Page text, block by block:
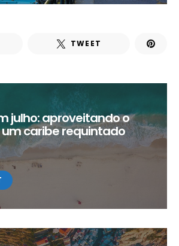
TWEET
julho: aproveitando o
caribe requintado